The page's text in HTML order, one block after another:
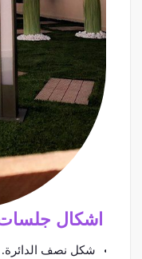
اشكال جلسات
شكل نصف الدائرة.